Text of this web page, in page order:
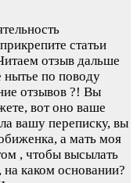
статьи
отзыв дальше
по поводу
отзывов ?! Вы
вот оно ваше
вашу переписку, вы
а мать моя
, чтобы высылать
на каком основании?